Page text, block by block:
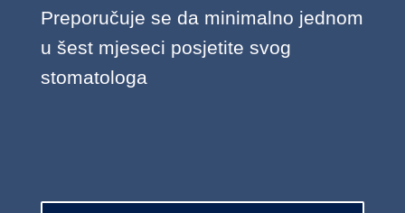
Preporučuje se da minimalno jednom
u šest mjeseci posjetite svog
stomatologa